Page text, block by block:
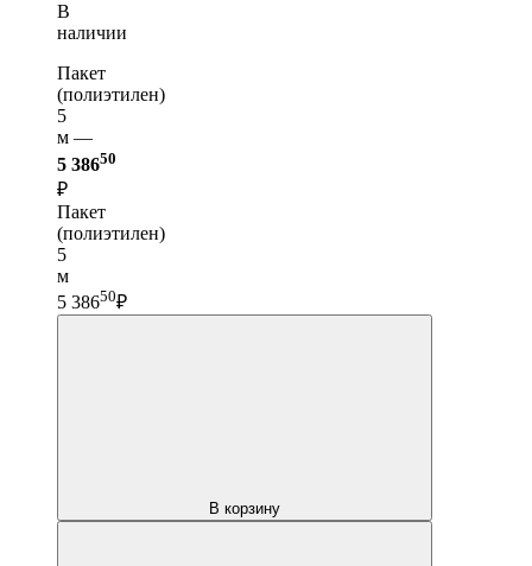
В
наличии
Пакет
(полиэтилен)
5
м —
5 38650
₽
Пакет
(полиэтилен)
5
м
5 38650₽
В корзину